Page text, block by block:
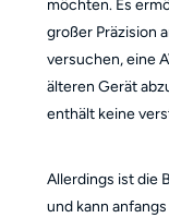
möchten. Es
großer Präzision
versuchen, eine
älteren Gerät
enthält keine
Allerdings ist die
und kann